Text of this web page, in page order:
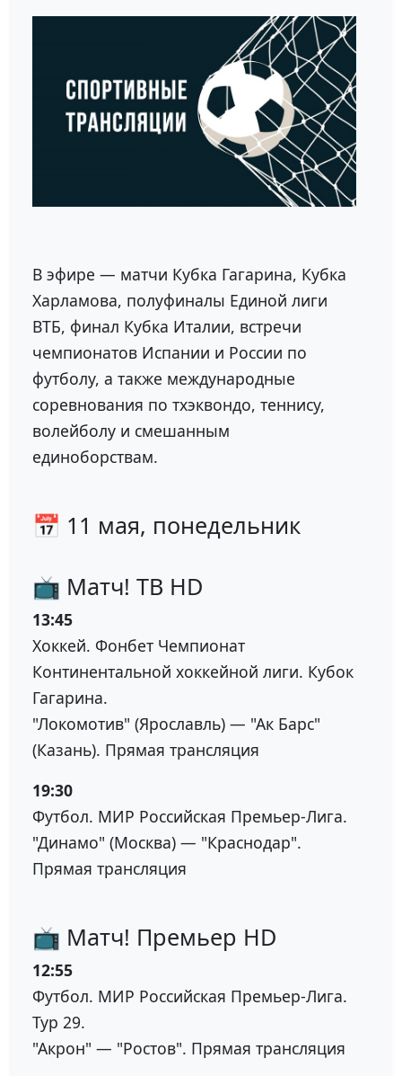
В эфире — матчи Кубка Гагарина, Кубка
Харламова, полуфиналы Единой лиги
ВТБ, финал Кубка Италии, встречи
чемпионатов Испании и России по
футболу, а также международные
соревнования по тхэквондо, теннису,
волейболу и смешанным
единоборствам.
📅 11 мая, понедельник
📺 Матч! ТВ HD
13:45
Хоккей. Фонбет Чемпионат
Континентальной хоккейной лиги. Кубок
Гагарина.
"Локомотив" (Ярославль) — "Ак Барс"
(Казань). Прямая трансляция
19:30
Футбол. МИР Российская Премьер-Лига.
"Динамо" (Москва) — "Краснодар".
Прямая трансляция
📺 Матч! Премьер HD
12:55
Футбол. МИР Российская Премьер-Лига.
Тур 29.
"Акрон" — "Ростов". Прямая трансляция